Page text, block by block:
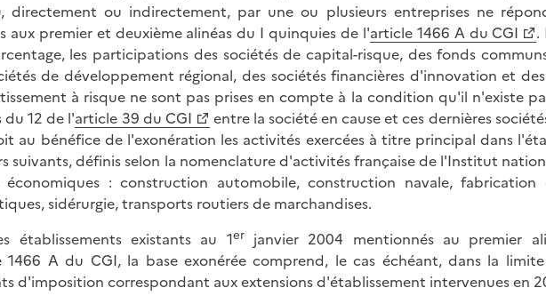
directement ou indirectement, par une ou plusieurs entreprises ne
aux premier et deuxième alinéas du I quinquies de l'article 1466 A du CGI
.
les participations des sociétés de capital-risque, des fonds
de développement régional, des sociétés financières d'innovation et
à risque ne sont pas prises en compte à la condition qu'il n'existe
du 12 de l'article 39 du CGI
entre la société en cause et ces dernières
au bénéfice de l'exonération les activités exercées à titre principal dans
suivants, définis selon la nomenclature d'activités française de l'Institut
économiques : construction automobile, construction navale,
sidérurgie, transports routiers de marchandises.
établissements existants au 1er janvier 2004 mentionnés au premier
1466 A du CGI, la base exonérée comprend, le cas échéant, dans la
d'imposition correspondant aux extensions d'établissement intervenues en